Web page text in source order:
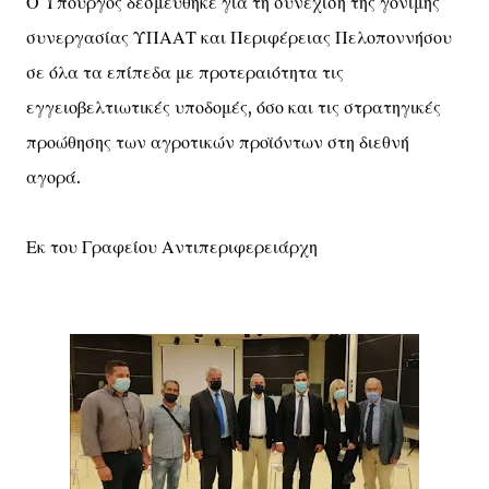
συνεργασίας ΥΠΑΑΤ και Περιφέρειας Πελοποννήσου
σε όλα τα επίπεδα με προτεραιότητα τις
εγγειοβελτιωτικές υποδομές, όσο και τις στρατηγικές
προώθησης των αγροτικών προϊόντων στη διεθνή
αγορά.
Εκ του Γραφείου Αντιπεριφερειάρχη